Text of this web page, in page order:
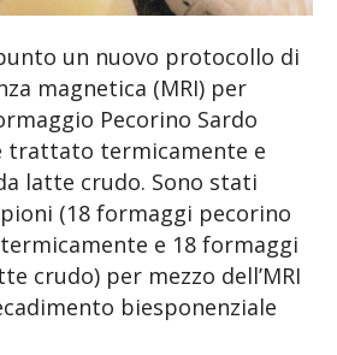
un nuovo protocollo di
magnetica (MRI) per
Pecorino Sardo
termicamente e
latte crudo. Sono stati
(18 formaggi pecorino
e 18 formaggi
crudo) per mezzo dell’MRI
biesponenziale